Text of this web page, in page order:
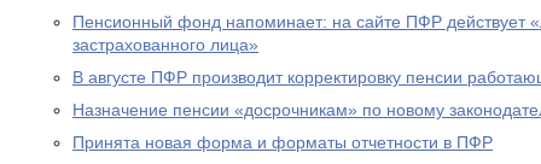
Пенсионный фонд напоминает: на сайте ПФР действует
застрахованного лица»
В августе ПФР производит корректировку пенсии
Назначение пенсии «досрочникам» по новому
Принята новая форма и форматы отчетности в ПФР